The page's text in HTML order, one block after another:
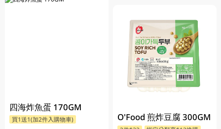
四海炸魚蛋 170GM
買1送1(加2件入購物車) O'Food 煎炸豆腐 300GM